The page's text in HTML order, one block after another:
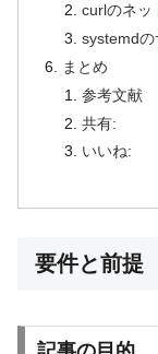
curlのネッ
systemdの
まとめ
参考文献
共有:
いいね:
要件と前提